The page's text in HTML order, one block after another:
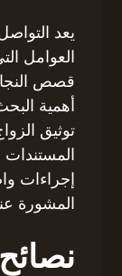
يعد
العوامل
قصص
أهمية
توثيق
المستندات
إجراءات
المشورة